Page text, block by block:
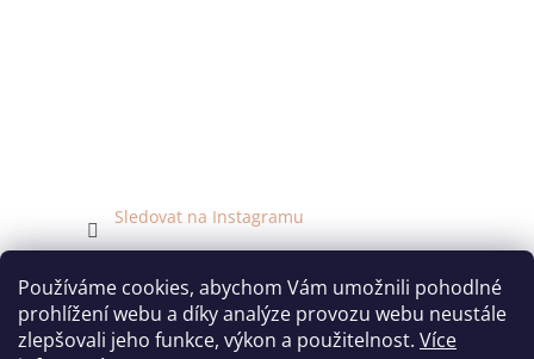
Používáme cookies, abychom Vám umožnili pohodlné
prohlížení webu a díky analýze provozu webu neustále
zlepšovali jeho funkce, výkon a použitelnost. Více
Sledovat na Instagramu
Facebook